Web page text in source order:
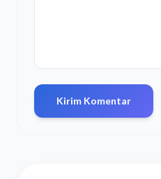
Kirim Komentar